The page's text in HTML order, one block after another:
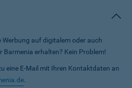
Werbung auf digitalem oder auch
Barmenia erhalten? Kein Problem!
eine E-Mail mit Ihren Kontaktdaten an
.